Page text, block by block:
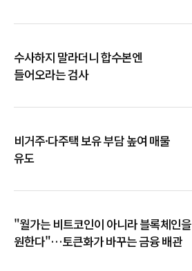
수사하지 말라더니 합수본엔
들어오라는 검사
비거주·다주택 보유 부담 높여 매물
유도
"월가는 비트코인이 아니라 블록체인을
원한다"…토큰화가 바꾸는 금융 배관